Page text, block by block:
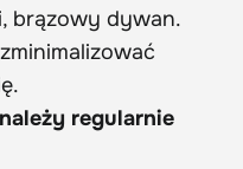
brązowy dywan.
należy regularnie